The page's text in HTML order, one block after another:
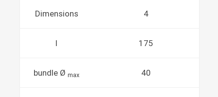
Dimensions 4
l 175
bundle Ø max 40